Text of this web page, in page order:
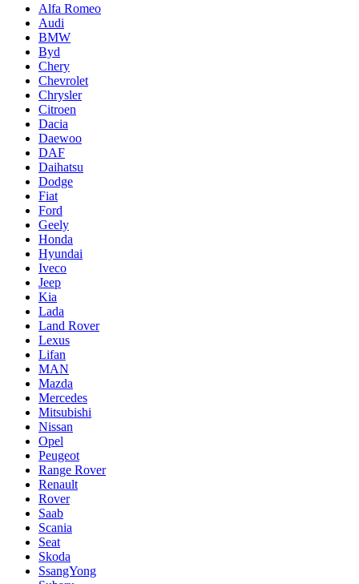
Alfa Romeo
Audi
BMW
Byd
Chery
Chevrolet
Chrysler
Citroen
Dacia
Daewoo
DAF
Daihatsu
Dodge
Fiat
Ford
Geely
Honda
Hyundai
Iveco
Jeep
Kia
Lada
Land Rover
Lexus
Lifan
MAN
Mazda
Mercedes
Mitsubishi
Nissan
Opel
Peugeot
Range Rover
Renault
Rover
Saab
Scania
Seat
Skoda
SsangYong